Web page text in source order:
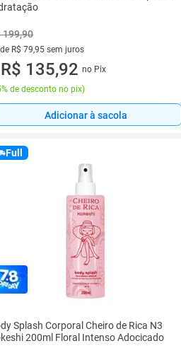
199,90
R$ 79,95 sem juros
de R$ 79,95 sem juros
R$ 135,92 no Pix
de desconto no pix)
Adicionar à sacola
Full
Splash Corporal Cheiro de Rica N3
200ml Floral Intenso Adocicado